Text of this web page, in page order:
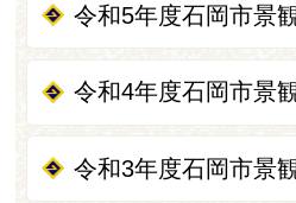
令和5年度石岡市景
令和4年度石岡市景
令和3年度石岡市景